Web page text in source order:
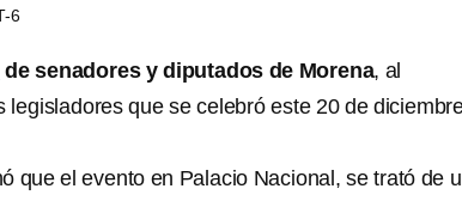
6
de senadores y diputados de Morena, al
legisladores que se celebró este 20 de
que el evento en Palacio Nacional, se trató de